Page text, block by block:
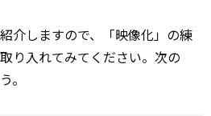
介しますので、「映像化」の練
り入れてみてください。次の
。